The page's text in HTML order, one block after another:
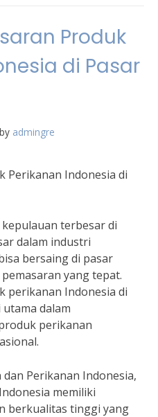
Produk
di Pasar
by admingre
Perikanan Indonesia di
terbesar di
dalam industri
bersaing di pasar
yang tepat.
perikanan Indonesia di
dalam
perikanan
Perikanan Indonesia,
memiliki
berkualitas tinggi yang